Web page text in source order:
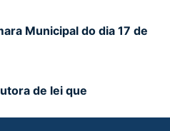
Municipal do dia 17 de
de lei que